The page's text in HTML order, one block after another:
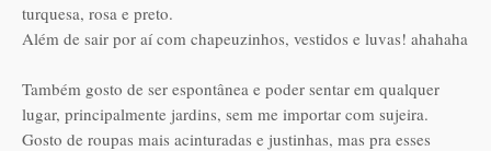
turquesa, rosa e preto.
Além de sair por aí com chapeuzinhos, vestidos e luvas! ahahaha
Também gosto de ser espontânea e poder sentar em qualquer
lugar, principalmente jardins, sem me importar com sujeira.
Gosto de roupas mais acinturadas e justinhas, mas pra esses